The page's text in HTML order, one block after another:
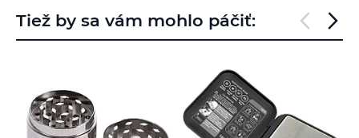
Tiež by sa vám mohlo páčiť: